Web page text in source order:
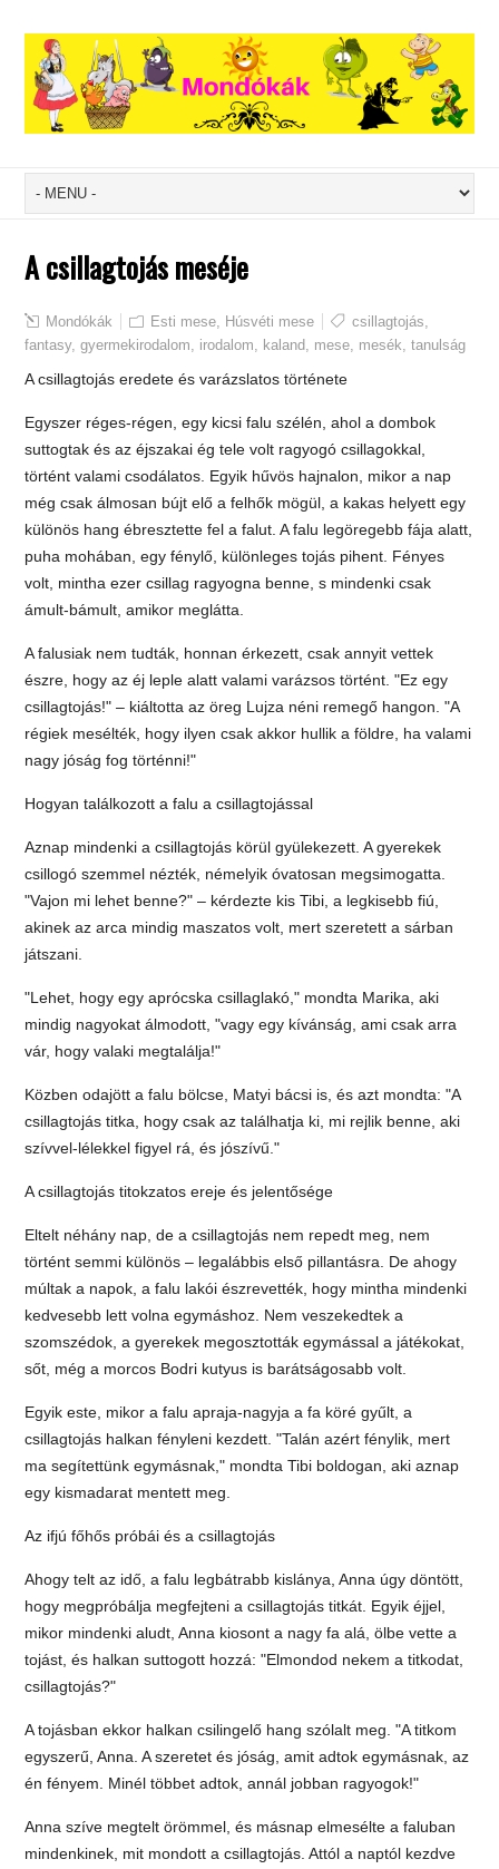
A csillagtojás meséje
Mondókák Esti mese Húsvéti mese csillagtojás
fantasy,gyermekirodalom irodalom kaland mese mesék ,tanulság
A csillagtojás eredete és varázslatos története
Egyszer réges-régen, egy kicsi falu szélén, ahol a dombok
suttogtak és az éjszakai ég tele volt ragyogó csillagokkal,
történt valami csodálatos. Egyik hűvös hajnalon, mikor a nap
még csak álmosan bújt elő a felhők mögül, a kakas helyett egy
különös hang ébresztette fel a falut. A falu legöregebb fája alatt,
puha mohában, egy fénylő, különleges tojás pihent. Fényes
volt, mintha ezer csillag ragyogna benne, s mindenki csak
ámult-bámult, amikor meglátta.
A falusiak nem tudták, honnan érkezett, csak annyit vettek
észre, hogy az éj leple alatt valami varázsos történt. "Ez egy
csillagtojás!" – kiáltotta az öreg Lujza néni remegő hangon. "A
régiek mesélték, hogy ilyen csak akkor hullik a földre, ha valami
nagy jóság fog történni!"
Hogyan találkozott a falu a csillagtojással
Aznap mindenki a csillagtojás körül gyülekezett. A gyerekek
csillogó szemmel nézték, némelyik óvatosan megsimogatta.
"Vajon mi lehet benne?" – kérdezte kis Tibi, a legkisebb fiú,
akinek az arca mindig maszatos volt, mert szeretett a sárban
játszani.
"Lehet, hogy egy aprócska csillaglakó," mondta Marika, aki
mindig nagyokat álmodott, "vagy egy kívánság, ami csak arra
vár, hogy valaki megtalálja!"
Közben odajött a falu bölcse, Matyi bácsi is, és azt mondta: "A
csillagtojás titka, hogy csak az találhatja ki, mi rejlik benne, aki
szívvel-lélekkel figyel rá, és jószívű."
A csillagtojás titokzatos ereje és jelentősége
Eltelt néhány nap, de a csillagtojás nem repedt meg, nem
történt semmi különös – legalábbis első pillantásra. De ahogy
múltak a napok, a falu lakói észrevették, hogy mintha mindenki
kedvesebb lett volna egymáshoz. Nem veszekedtek a
szomszédok, a gyerekek megosztották egymással a játékokat,
sőt, még a morcos Bodri kutyus is barátságosabb volt.
Egyik este, mikor a falu apraja-nagyja a fa köré gyűlt, a
csillagtojás halkan fényleni kezdett. "Talán azért fénylik, mert
ma segítettünk egymásnak," mondta Tibi boldogan, aki aznap
egy kismadarat mentett meg.
Az ifjú főhős próbái és a csillagtojás
Ahogy telt az idő, a falu legbátrabb kislánya, Anna úgy döntött,
hogy megpróbálja megfejteni a csillagtojás titkát. Egyik éjjel,
mikor mindenki aludt, Anna kiosont a nagy fa alá, ölbe vette a
tojást, és halkan suttogott hozzá: "Elmondod nekem a titkodat,
csillagtojás?"
A tojásban ekkor halkan csilingelő hang szólalt meg. "A titkom
egyszerű, Anna. A szeretet és jóság, amit adtok egymásnak, az
én fényem. Minél többet adtok, annál jobban ragyogok!"
Anna szíve megtelt örömmel, és másnap elmesélte a faluban
mindenkinek, mit mondott a csillagtojás. Attól a naptól kezdve